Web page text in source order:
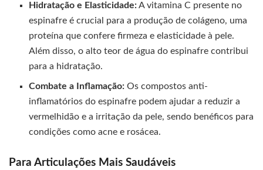
Hidratação e Elasticidade:A vitamina C presente no
espinafre é crucial para a produção de colágeno, uma
proteína que confere firmeza e elasticidade à pele.
Além disso, o alto teor de água do espinafre contribui
para a hidratação.
Combate a Inflamação: Os compostos anti-
inflamatórios do espinafre podem ajudar a reduzir a
vermelhidão e a irritação da pele, sendo benéficos para
condições como acne e rosácea.
Para Articulações Mais Saudáveis